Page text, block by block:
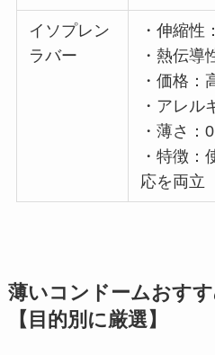
イソプレン
ラバー
・伸縮
・熱伝
・価格：
・アレル
・薄さ：
・特徴：
応を両立
薄いコンドームおす
【目的別に厳選】